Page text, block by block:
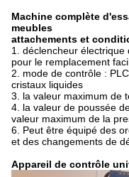
Machine complète
meubles
attachements et
1. déclencheur
pour le remplacement
2. mode de contrôle :
cristaux liquides
3. la valeur maximum de
4. la valeur de poussée
valeur maximum de la
6. Peut être équipé des
et des changements de
Appareil de contrôle